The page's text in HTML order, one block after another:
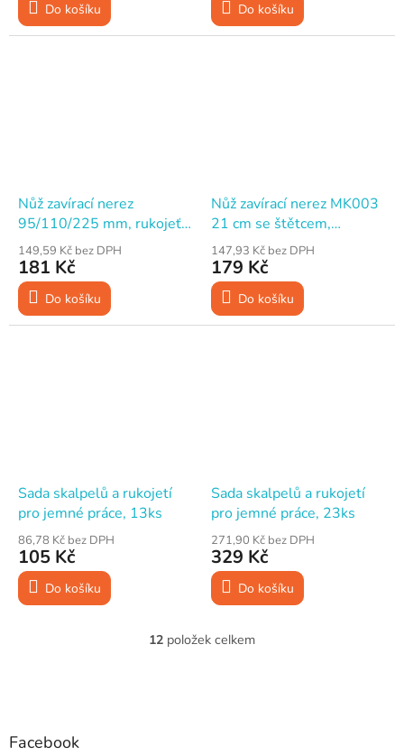
Do košíku Do košíku
Nůž zavírací nerez
95/110/225 mm, rukojeť
ALU
149,59 Kč bez DPH
181 Kč
Do košíku
Nůž zavírací nerez MK003
21 cm se štětcem,
dřevěná rukojeť
147,93 Kč bez DPH
179 Kč
Do košíku
Sada skalpelů a rukojetí
pro jemné práce, 13ks
86,78 Kč bez DPH
105 Kč
Do košíku
Sada skalpelů a rukojetí
pro jemné práce, 23ks
271,90 Kč bez DPH
329 Kč
Do košíku
O
12 položek celkem
Facebook